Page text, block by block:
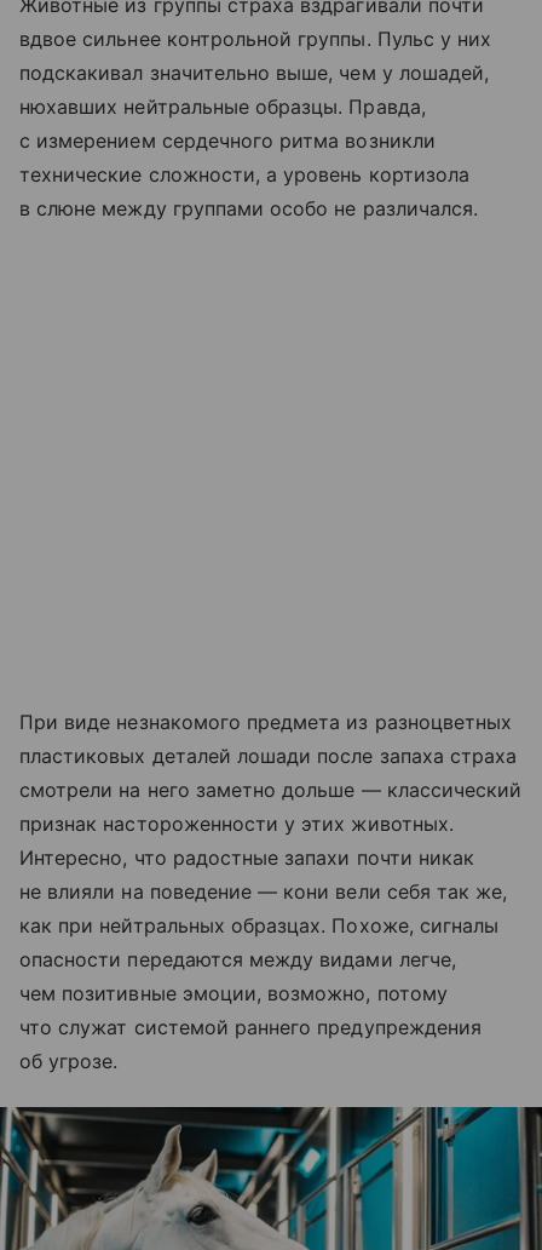
Животные из группы страха вздрагивали почти
вдвое сильнее контрольной группы. Пульс у них
подскакивал значительно выше, чем у лошадей,
нюхавших нейтральные образцы. Правда,
с измерением сердечного ритма возникли
технические сложности, а уровень кортизола
в слюне между группами особо не различался.
При виде незнакомого предмета из разноцветных
пластиковых деталей лошади после запаха страха
смотрели на него заметно дольше — классический
признак настороженности у этих животных.
Интересно, что радостные запахи почти никак
не влияли на поведение — кони вели себя так же,
как при нейтральных образцах. Похоже, сигналы
опасности передаются между видами легче,
чем позитивные эмоции, возможно, потому
что служат системой раннего предупреждения
об угрозе.